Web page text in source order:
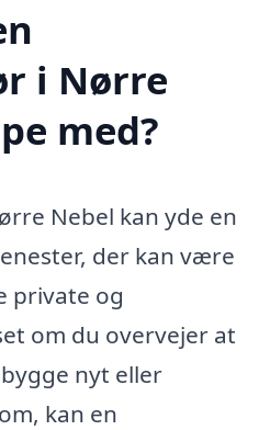
i Nørre
med?
Nebel kan yde en
der kan være
private og
om du overvejer at
nyt eller
kan en